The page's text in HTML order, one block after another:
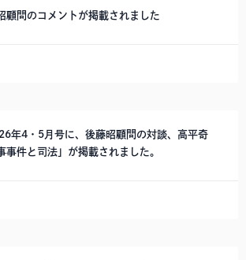
顧問のコメントが掲載されました
年4・5月号に、後藤昭顧問の対談、高平奇
事件と司法」が掲載されました。